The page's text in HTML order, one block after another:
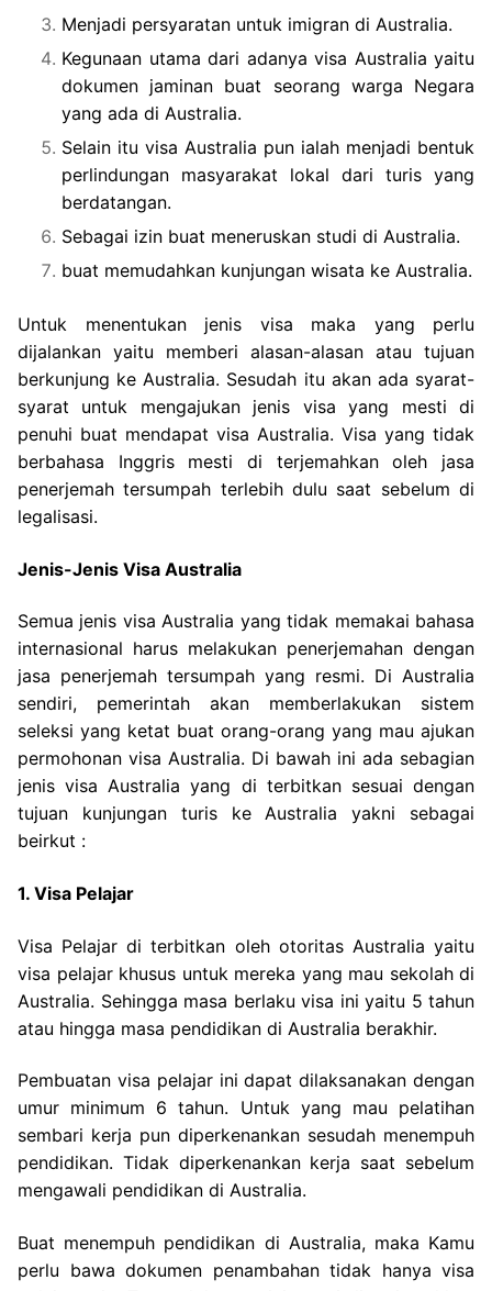
Menjadi persyaratan untuk imigran di Australia.
Kegunaan utama dari adanya visa Australia yaitu
dokumen jaminan buat seorang warga Negara
yang ada di Australia.
Selain itu visa Australia pun ialah menjadi bentuk
perlindungan masyarakat lokal dari turis yang
berdatangan.
Sebagai izin buat meneruskan studi di Australia.
buat memudahkan kunjungan wisata ke Australia.
Untuk menentukan jenis visa maka yang perlu
dijalankan yaitu memberi alasan-alasan atau tujuan
berkunjung ke Australia. Sesudah itu akan ada syarat-
syarat untuk mengajukan jenis visa yang mesti di
penuhi buat mendapat visa Australia. Visa yang tidak
berbahasa Inggris mesti di terjemahkan oleh jasa
penerjemah tersumpah terlebih dulu saat sebelum di
legalisasi.
Jenis-Jenis Visa Australia
Semua jenis visa Australia yang tidak memakai bahasa
internasional harus melakukan penerjemahan dengan
jasa penerjemah tersumpah yang resmi. Di Australia
sendiri, pemerintah akan memberlakukan sistem
seleksi yang ketat buat orang-orang yang mau ajukan
permohonan visa Australia. Di bawah ini ada sebagian
jenis visa Australia yang di terbitkan sesuai dengan
tujuan kunjungan turis ke Australia yakni sebagai
beirkut :
1. Visa Pelajar
Visa Pelajar di terbitkan oleh otoritas Australia yaitu
visa pelajar khusus untuk mereka yang mau sekolah di
Australia. Sehingga masa berlaku visa ini yaitu 5 tahun
atau hingga masa pendidikan di Australia berakhir.
Pembuatan visa pelajar ini dapat dilaksanakan dengan
umur minimum 6 tahun. Untuk yang mau pelatihan
sembari kerja pun diperkenankan sesudah menempuh
pendidikan. Tidak diperkenankan kerja saat sebelum
mengawali pendidikan di Australia.
Buat menempuh pendidikan di Australia, maka Kamu
perlu bawa dokumen penambahan tidak hanya visa